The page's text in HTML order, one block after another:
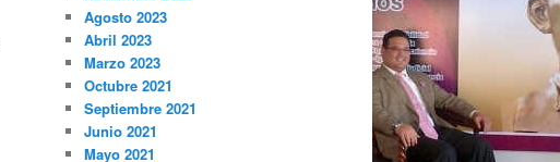
Agosto 2023
Abril 2023
Marzo 2023
Octubre 2021
Septiembre 2021
Junio 2021
Mayo 2021